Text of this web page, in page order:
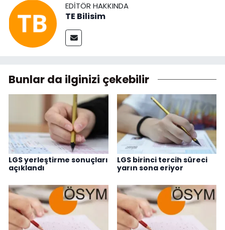
EDITÖR HAKKINDA
TE Bilisim
Bunlar da ilginizi çekebilir
LGS yerleştirme sonuçları
açıklandı
LGS birinci tercih süreci
yarın sona eriyor